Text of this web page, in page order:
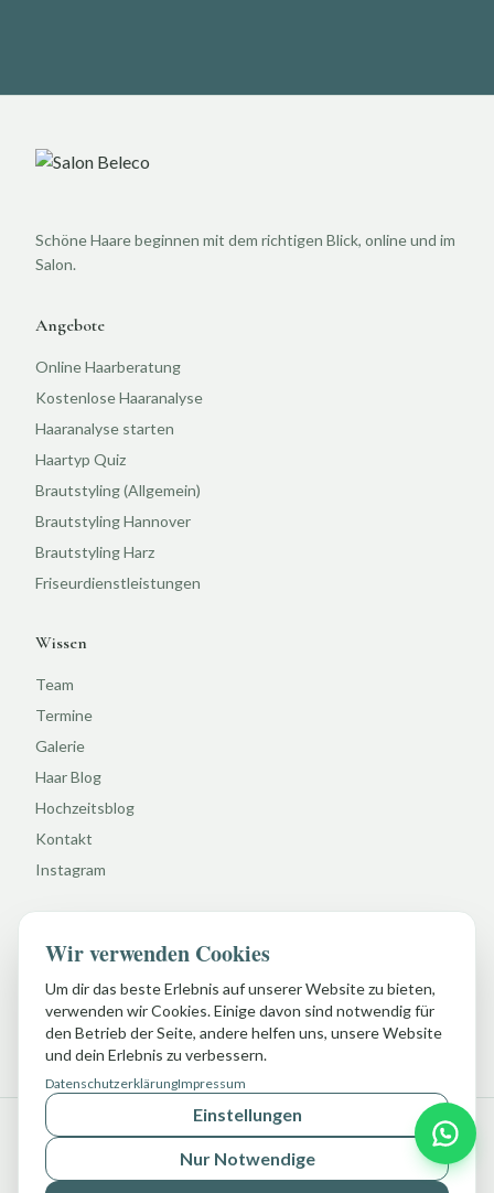
Wir verwenden Cookies
Um dir das beste Erlebnis auf unserer Website zu bieten,
verwenden wir Cookies. Einige davon sind notwendig für
den Betrieb der Seite, andere helfen uns, unsere Website
und dein Erlebnis zu verbessern.
DatenschutzerklärungImpressum
Einstellungen
Nur Notwendige
Schöne Haare beginnen mit dem richtigen Blick, online und im
Salon.
Angebote
Online Haarberatung
Kostenlose Haaranalyse
Haaranalyse starten
Haartyp Quiz
Brautstyling (Allgemein)
Brautstyling Hannover
Brautstyling Harz
Friseurdienstleistungen
Wissen
Team
Termine
Galerie
Haar Blog
Hochzeitsblog
Kontakt
Instagram
Datenschutz
AGB
©2026Salon Beleco. Alle Rechte vorbehalten.